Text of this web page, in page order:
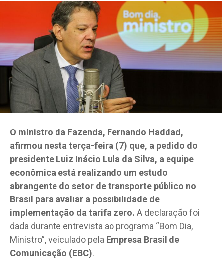
O ministro da Fazenda, Fernando Haddad,
afirmou nesta terça-feira (7) que, a pedido do
presidente Luiz Inácio Lula da Silva, a equipe
econômica está realizando um estudo
abrangente do setor de transporte público no
Brasil para avaliar a possibilidade de
implementação da tarifa zero. A declaração foi
dada durante entrevista ao programa “Bom Dia,
Ministro”, veiculado pela Empresa Brasil de
Comunicação (EBC).